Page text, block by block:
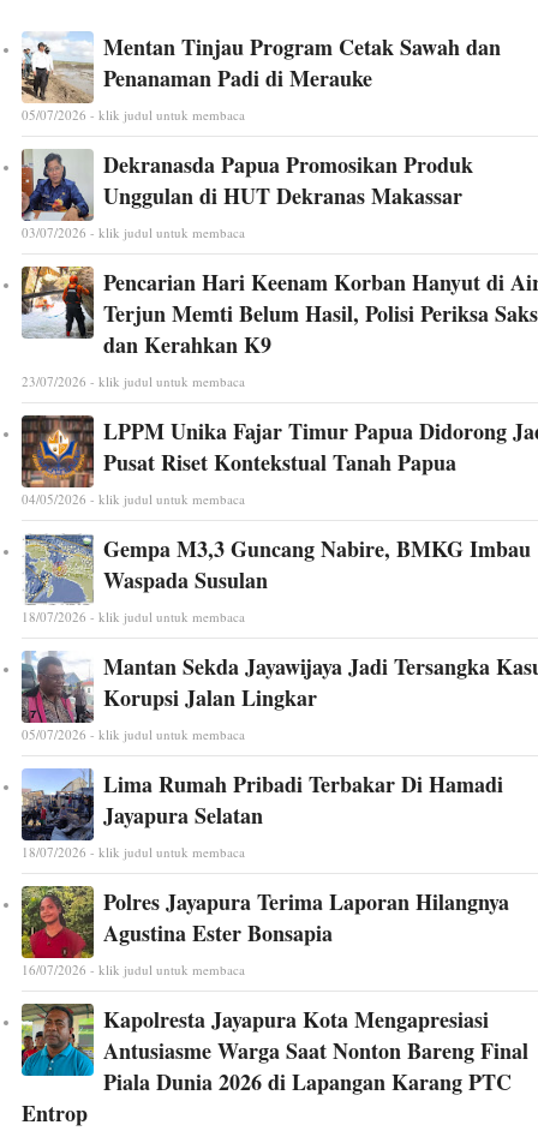
Mentan Tinjau Program Cetak Sawah dan
Penanaman Padi di Merauke
05/07/2026 - klik judul untuk membaca
Dekranasda Papua Promosikan Produk
Unggulan di HUT Dekranas Makassar
03/07/2026 - klik judul untuk membaca
Pencarian Hari Keenam Korban Hanyut di
Terjun Memti Belum Hasil, Polisi Periksa
dan Kerahkan K9
23/07/2026 - klik judul untuk membaca
LPPM Unika Fajar Timur Papua Didorong
Pusat Riset Kontekstual Tanah Papua
04/05/2026 - klik judul untuk membaca
Gempa M3,3 Guncang Nabire, BMKG Imbau
Waspada Susulan
18/07/2026 - klik judul untuk membaca
Mantan Sekda Jayawijaya Jadi Tersangka
Korupsi Jalan Lingkar
05/07/2026 - klik judul untuk membaca
Lima Rumah Pribadi Terbakar Di Hamadi
Jayapura Selatan
18/07/2026 - klik judul untuk membaca
Polres Jayapura Terima Laporan Hilangnya
Agustina Ester Bonsapia
16/07/2026 - klik judul untuk membaca
Kapolresta Jayapura Kota Mengapresiasi
Antusiasme Warga Saat Nonton Bareng Final
Piala Dunia 2026 di Lapangan Karang PTC
Entrop